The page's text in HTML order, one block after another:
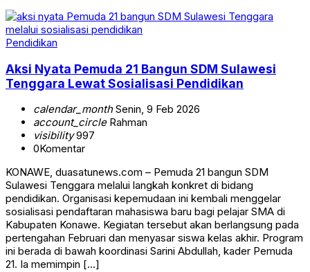
Pendidikan
Aksi Nyata Pemuda 21 Bangun SDM Sulawesi
Tenggara Lewat Sosialisasi Pendidikan
calendar_monthSenin, 9 Feb 2026
account_circleRahman
visibility997
0Komentar
KONAWE, duasatunews.com – Pemuda 21 bangun SDM
Sulawesi Tenggara melalui langkah konkret di bidang
pendidikan. Organisasi kepemudaan ini kembali menggelar
sosialisasi pendaftaran mahasiswa baru bagi pelajar SMA di
Kabupaten Konawe. Kegiatan tersebut akan berlangsung pada
pertengahan Februari dan menyasar siswa kelas akhir. Program
ini berada di bawah koordinasi Sarini Abdullah, kader Pemuda
21. Ia memimpin […]